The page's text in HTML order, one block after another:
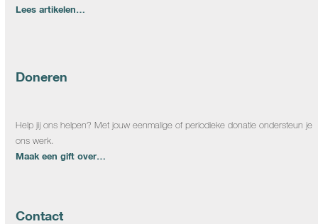
Lees artikelen…
Doneren
Help jij ons helpen? Met jouw eenmalige of periodieke donatie ondersteun je
ons werk.
Maak een gift over…
Contact